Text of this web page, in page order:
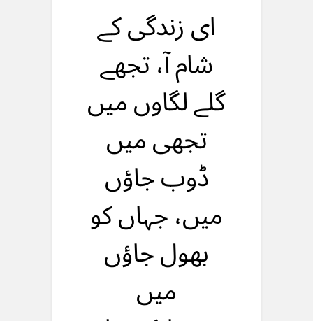
ای زندگی کے
شام آ، تجهے
گلے لگاوں میں
تجهی میں
ڈوب جاؤں
میں، جہاں کو
بهول جاؤں
میں